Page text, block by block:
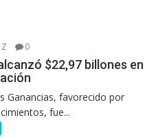
0
$22,97 billones en
Ganancias, favorecido por
fue...